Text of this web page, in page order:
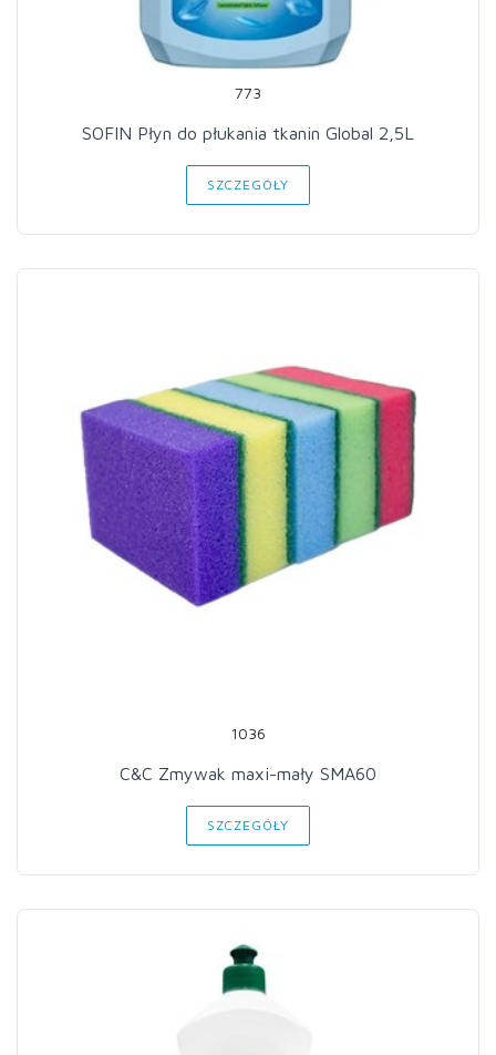
773
SOFIN Płyn do płukania tkanin Global 2,5L
SZCZEGÓŁY
1036
C&C Zmywak maxi-mały SMA60
SZCZEGÓŁY